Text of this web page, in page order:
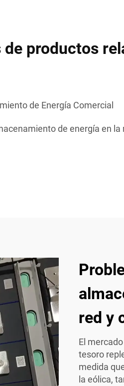
de productos
de Energía Comercial
de energía en la
red y
El
tesoro
medida
la eólica,